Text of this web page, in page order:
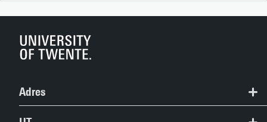
Adres